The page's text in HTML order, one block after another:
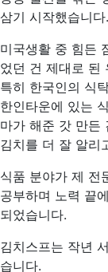
삼기 시작했습니다.
미국생활 중 힘든
었던 건 제대로 된
특히 한국인의 식
한인타운에 있는
마가 해준 갓 만든
김치를 더 잘 알리
식품 분야가 제 전
공부하며 노력 끝에
되었습니다.
김치스프는 작년
습니다.